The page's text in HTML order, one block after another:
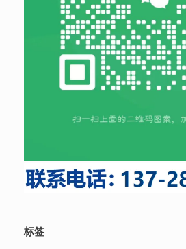
标签